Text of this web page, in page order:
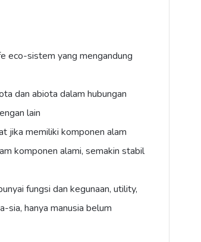
eco-sistem yang mengandung
dan abiota dalam hubungan
lain
jika memiliki komponen alam
komponen alami, semakin stabil
fungsi dan kegunaan, utility,
sia, hanya manusia belum